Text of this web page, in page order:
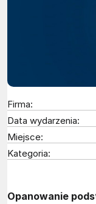
Firma:
Data wydarzenia:
Miejsce:
Kategoria:
Opanowanie